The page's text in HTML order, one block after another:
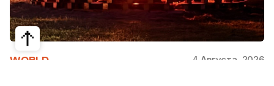
WORLD 4 Августа, 2026